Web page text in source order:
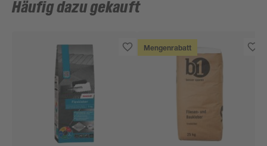
Häufig dazu gekauft
Mengenrabatt